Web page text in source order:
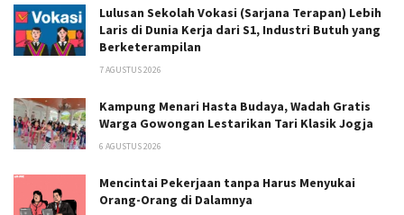
Lulusan Sekolah Vokasi (Sarjana Terapan) Lebih
Laris di Dunia Kerja dari S1, Industri Butuh yang
Berketerampilan
7 AGUSTUS 2026
Kampung Menari Hasta Budaya, Wadah Gratis
Warga Gowongan Lestarikan Tari Klasik Jogja
6 AGUSTUS 2026
Mencintai Pekerjaan tanpa Harus Menyukai
Orang-Orang di Dalamnya